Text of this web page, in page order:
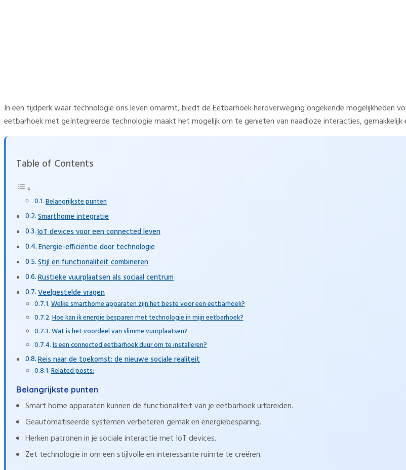
In een tijdperk waar technologie ons leven omarmt, biedt de Eetbarhoek heroverweging ongekende mogelijkheden
eetbarhoek met geïntegreerde technologie maakt het mogelijk om te genieten van naadloze interacties,
Table of Contents
Belangrijkste punten
Smarthome integratie
IoT devices voor een connected leven
Energie-efficiëntie door technologie
Stijl en functionaliteit combineren
Rustieke vuurplaatsen als sociaal centrum
Veelgestelde vragen
Welke smarthome apparaten zijn het beste voor een eetbarhoek?
Hoe kan ik energie besparen met technologie in mijn eetbarhoek?
Wat is het voordeel van slimme vuurplaatsen?
Is een connected eetbarhoek duur om te installeren?
Reis naar de toekomst: de nieuwe sociale realiteit
Related posts:
Belangrijkste punten
Smart home apparaten kunnen de functionaliteit van je eetbarhoek uitbreiden.
Geautomatiseerde systemen verbeteren gemak en energiebesparing.
Herken patronen in je sociale interactie met IoT devices.
Zet technologie in om een stijlvolle en interessante ruimte te creëren.